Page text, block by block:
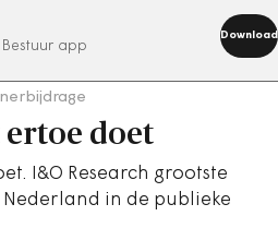
Bestuur app
Download
nu
ertoe doet
I&O Research grootste
in de publieke